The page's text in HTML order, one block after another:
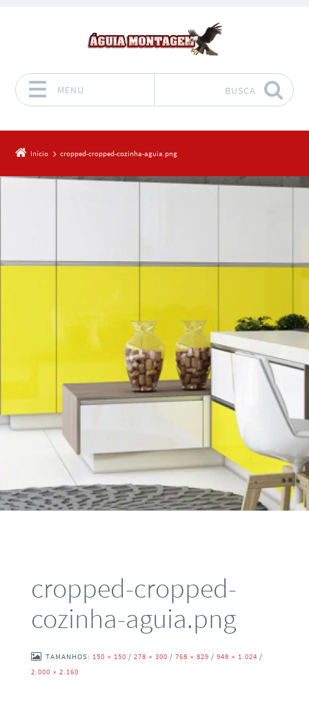
MENU BUSCA
Início cropped-cropped-cozinha-aguia.png
cropped-cropped-
cozinha-aguia.png
TAMANHOS: 150 × 150 / 278 × 300 / 768 × 829 / 948 × 1.024 /
2.000 × 2.160